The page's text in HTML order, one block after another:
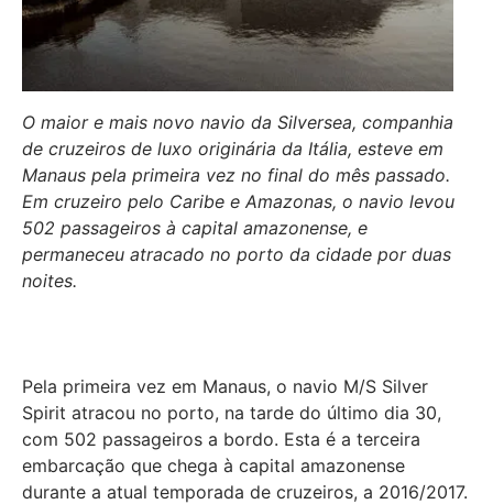
O maior e mais novo navio da Silversea, companhia
de cruzeiros de luxo originária da Itália, esteve em
Manaus pela primeira vez no final do mês passado.
Em cruzeiro pelo Caribe e Amazonas, o navio levou
502 passageiros à capital amazonense, e
permaneceu atracado no porto da cidade por duas
noites.
Pela primeira vez em Manaus, o navio M/S Silver
Spirit atracou no porto, na tarde do último dia 30,
com 502 passageiros a bordo. Esta é a terceira
embarcação que chega à capital amazonense
durante a atual temporada de cruzeiros, a 2016/2017.